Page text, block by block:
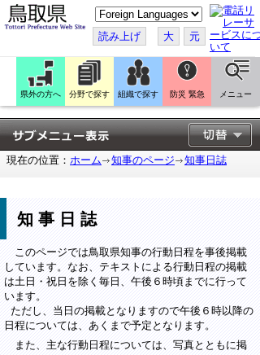
こ
の
ペ
ー
ジ
翻
訳
す
る
読み上げ 大 元
県外の方へ 分野で探す 組織で探す 防災 緊急 メニュー
現在の位置： ホーム 知事のページ 知事日誌
知事日誌
このページでは鳥取県知事の行動日程を事後掲載
しています。なお、テキストによる行動日程の掲載
は土日・祝日を除く毎日、午後６時頃までに行って
います。
ただし、当日の掲載となりますので午後６時以降の
日程については、あくまで予定となります。
また、主な行動日程については、写真とともに掲